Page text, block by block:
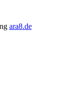
ara8.de